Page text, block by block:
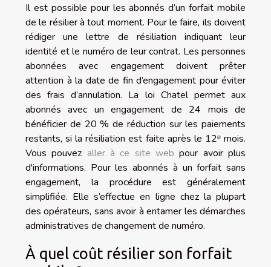
Il est possible pour les abonnés d’un forfait mobile
de le résilier à tout moment. Pour le faire, ils doivent
rédiger une lettre de résiliation indiquant leur
identité et le numéro de leur contrat. Les personnes
abonnées avec engagement doivent prêter
attention à la date de fin d’engagement pour éviter
des frais d’annulation. La loi Chatel permet aux
abonnés avec un engagement de 24 mois de
bénéficier de 20 % de réduction sur les paiements
restants, si la résiliation est faite après le 12ᵉ mois.
Vous pouvez aller à ce site web pour avoir plus
d'informations. Pour les abonnés à un forfait sans
engagement, la procédure est généralement
simplifiée. Elle s’effectue en ligne chez la plupart
des opérateurs, sans avoir à entamer les démarches
administratives de changement de numéro.
À quel coût résilier son forfait